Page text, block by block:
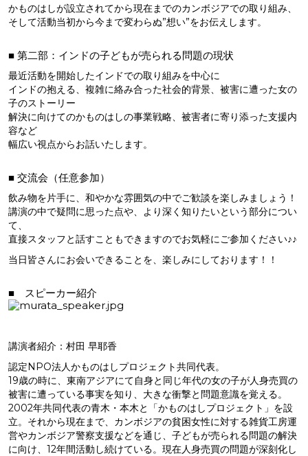
かものはしが設立されてから現在までのカンボジアでの取り組み、
そして活動当初から今まで変わらぬ”想い”をお伝えします。
■ 第二部：インドの子どもが売られる問題の現状
最近活動を開始したインドでの取り組みを中心に
インドの抱える、複雑に絡み合った社会的背景、被害に遭った女の
子のストーリー
解決に向けてのかものはしの事業戦略、被害者に寄り添った支援内
容など
幅広い視点からお話いたします。
■ 交流会（任意参加）
飲み物を片手に、和やかな雰囲気の中でご歓談を楽しみましょう！
講演の中で疑問に思った点や、より深く知りたいという部分につい
て、
直接スタッフと話すこともできますのでお気軽にご参加ください♪♪
当日皆さんにお会いできることを、楽しみにしております！！
■ スピーカー紹介
講演者紹介：村田 早耶香
認定NPO法人かものはしプロジェクト共同代表。
19歳の時に、東南アジアにて自身と同じ年代の女の子が人身売買の
被害に遭っている事実を知り、大きな衝撃と問題意識を覚える。
2002年共同代表の青木・本木と「かものはしプロジェクト」を設
立。それから現在まで、カンボジアの貧困女性に対する雑貨工房運
営やカンボジア警察支援などを通じ、子どもが売られる問題の解決
に向け、12年間活動し続けている。現在人身売買の問題が深刻化し